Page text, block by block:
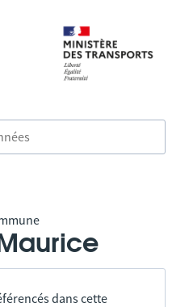
dans cette